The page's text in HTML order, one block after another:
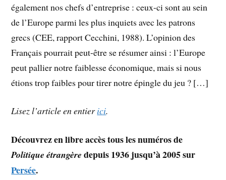
également nos chefs d’entreprise : ceux-ci sont au sein
de l’Europe parmi les plus inquiets avec les patrons
grecs (CEE, rapport Cecchini, 1988). L’opinion des
Français pourrait peut-être se résumer ainsi : l’Europe
peut pallier notre faiblesse économique, mais si nous
étions trop faibles pour tirer notre épingle du jeu ? […]
Lisez l’article en entierici.
Découvrez en libre accès tous les numéros de
Politique étrangère depuis 1936 jusqu’à 2005 sur
Persée.